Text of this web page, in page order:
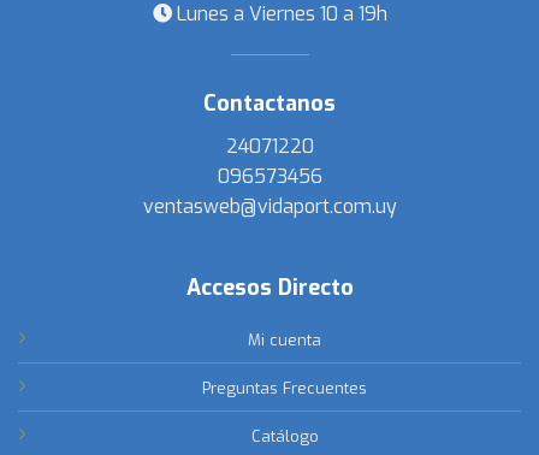
Lunes a Viernes 10 a 19h
Contactanos
24071220
096573456
ventasweb@vidaport.com.uy
Accesos Directo
Mi cuenta
Preguntas Frecuentes
Catálogo